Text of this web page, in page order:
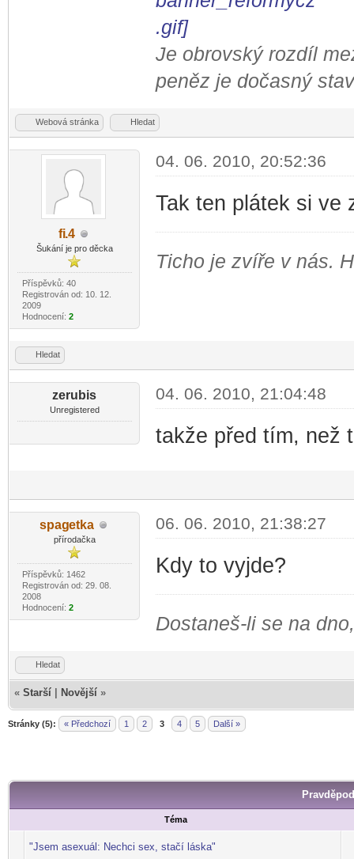
Je obrovský rozdíl
peněz je dočasný
Webová stránka Hledat
fi.4
Šukání je pro děcka
Příspěvků: 40
Registrován od: 10. 12.
2009
Hodnocení: 2
04. 06. 2010, 20:52:36
Tak ten plátek si ve
Ticho je zvíře v nás.
Hledat
zerubis
Unregistered
04. 06. 2010, 21:04:48
takže před tím, než
spagetka
přírodačka
Příspěvků: 1462
Registrován od: 29. 08.
2008
Hodnocení: 2
06. 06. 2010, 21:38:27
Kdy to vyjde?
Dostaneš-li se na
Hledat
« Starší Novější »
Stránky (5): « Předchozí 1 2 3 4 5 Další »
Téma
"Jsem asexuál: Nechci sex, stačí láska"